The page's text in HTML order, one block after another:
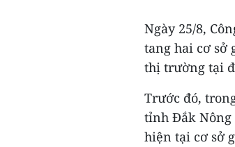
Ngày 25/8,
tang hai cơ sở
thị trường tại
Trước đó,
tỉnh Đắk
hiện tại cơ sở